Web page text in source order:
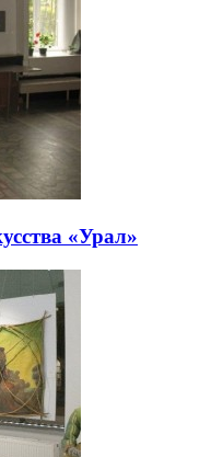
«Урал»